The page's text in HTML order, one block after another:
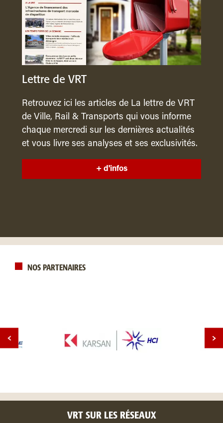
Lettre de VRT
Retrouvez ici les articles de La lettre de VRT
de Ville, Rail & Transports qui vous informe
chaque mercredi sur les dernières actualités
et vous livre ses analyses et ses exclusivités.
+ d'infos
NOS PARTENAIRES
VRT SUR LES RÉSEAUX